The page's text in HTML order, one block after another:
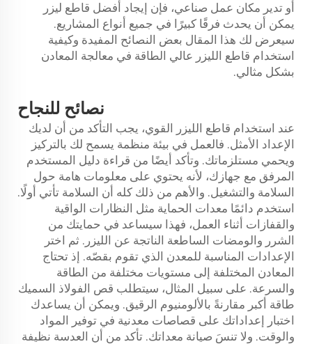
أو تدير مكان عمل صناعي، فإن إيجاد أفضل قاطع ليزر
يمكن أن يحدث فرقًا كبيرًا في جميع أنواع المشاريع.
سيعرض لك هذا المقال بعض النصائح المفيدة وكيفية
استخدام قاطع الليزر عالي الطاقة في معالجة المعادن
بشكل مثالي.
نصائح للنجاح
عند استخدام قاطع الليزر القوي، يجب التأكد من أن لديك
الإعداد الأمثل. فالعمل في بيئة منظمة يسمح لك بالتركيز
ويحمي مستلزماتك. وتأكد أيضًا من قراءة دليل المستخدم
المرفق مع جهازك، لأنه يحتوي على معلومات هامة حول
السلامة والتشغيل. والأهم من ذلك كله أن السلامة تأتي أولًا.
استخدم دائمًا معدات الحماية مثل النظارات الواقية
والقفازات أثناء العمل، فهذا سيساعد في حمايتك من
الشرر والومضات الساطعة الناتجة عن الليزر. ثم اختر
الإعدادات المناسبة للمعدن الذي تقوم بقصّه. إذ تحتاج
المعادن المختلفة إلى مستويات مختلفة من الطاقة
والسرعة. على سبيل المثال، سيتطلب قص الفولاذ السميك
طاقة أكبر مقارنةً بالألومنيوم الرقيق. ويمكن أن يساعدك
اختبار إعداداتك على قصاصات معدنية في توفير المواد
والوقت. ولا تنسَ صيانة معداتك. تأكد من أن العدسة نظيفة